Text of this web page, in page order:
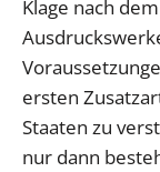
Klage nach
ersten
Staaten zu
nur dann